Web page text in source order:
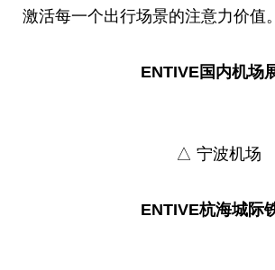
激活每一个出行场景的注意力价值。
ENTIVE国内机场
△ 宁波机场
ENTIVE杭海城际